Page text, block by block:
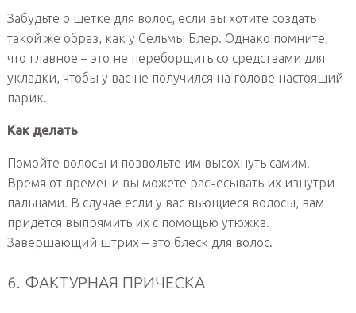
Забудьте о щетке для волос, если вы хотите создать
такой же образ, как у Сельмы Блер. Однако помните,
что главное – это не переборщить со средствами для
укладки, чтобы у вас не получился на голове настоящий
парик.
Как делать
Помойте волосы и позвольте им высохнуть самим.
Время от времени вы можете расчесывать их изнутри
пальцами. В случае если у вас вьющиеся волосы, вам
придется выпрямить их с помощью утюжка.
Завершающий штрих – это блеск для волос.
6. ФАКТУРНАЯ ПРИЧЕСКА